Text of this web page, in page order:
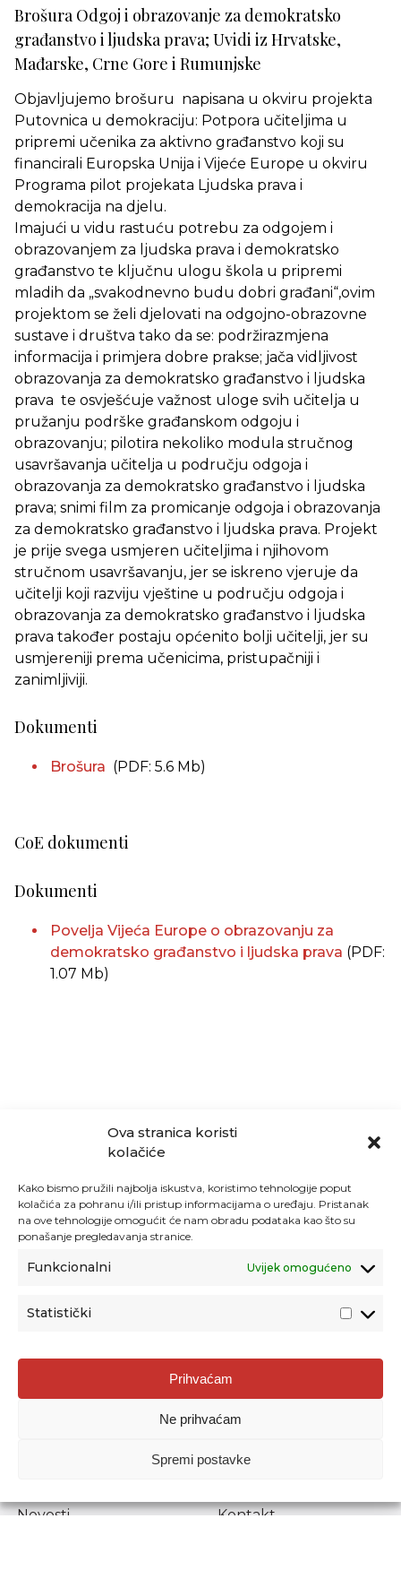
Ova stranica koristi
kolačiće
Kako bismo pružili najbolja iskustva, koristimo tehnologije poput
kolačića za pohranu i/ili pristup informacijama o uređaju. Pristanak
na ove tehnologije omogućit će nam obradu podataka kao što su
ponašanje pregledavanja stranice.
Funkcionalni Uvijek omogućeno
Statistički
Prihvaćam
Ne prihvaćam
Spremi postavke
Brošura Odgoj i obrazovanje za demokratsko
građanstvo i ljudska prava; Uvidi iz Hrvatske,
Mađarske, Crne Gore i Rumunjske
Objavljujemo brošuru napisana u okviru projekta
Putovnica u demokraciju: Potpora učiteljima u
pripremi učenika za aktivno građanstvo koji su
financirali Europska Unija i Vijeće Europe u okviru
Programa pilot projekata Ljudska prava i
demokracija na djelu.
Imajući u vidu rastuću potrebu za odgojem i
obrazovanjem za ljudska prava i demokratsko
građanstvo te ključnu ulogu škola u pripremi
mladih da „svakodnevno budu dobri građani“,ovim
projektom se želi djelovati na odgojno-obrazovne
sustave i društva tako da se: podržirazmjena
informacija i primjera dobre prakse; jača vidljivost
obrazovanja za demokratsko građanstvo i ljudska
prava te osvješćuje važnost uloge svih učitelja u
pružanju podrške građanskom odgoju i
obrazovanju; pilotira nekoliko modula stručnog
usavršavanja učitelja u području odgoja i
obrazovanja za demokratsko građanstvo i ljudska
prava; snimi film za promicanje odgoja i obrazovanja
za demokratsko građanstvo i ljudska prava. Projekt
je prije svega usmjeren učiteljima i njihovom
stručnom usavršavanju, jer se iskreno vjeruje da
učitelji koji razviju vještine u području odgoja i
obrazovanja za demokratsko građanstvo i ljudska
prava također postaju općenito bolji učitelji, jer su
usmjereniji prema učenicima, pristupačniji i
zanimljiviji.
Dokumenti
Brošura (PDF: 5.6 Mb)
CoE dokumenti
Dokumenti
Povelja Vijeća Europe o obrazovanju za
demokratsko građanstvo i ljudska prava (PDF:
1.07 Mb)
Agencija za odgoj i obrazovanje
Donje Svetice 38, 10000 Zagreb
1778129
Prenošenje sadržaja dopušteno je uz navođenje izvora.
Novosti
Kontakt